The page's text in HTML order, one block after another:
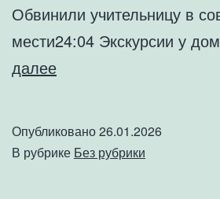
Обвинили учительницу в
мести24:04 Экскурсии у
далееФиаско
Нападение
Опубликовано26.01.2026
В рубрике Без рубрики